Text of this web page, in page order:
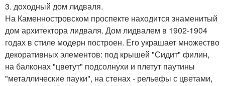
3. доходный дом лидваля.
На Каменностровском проспекте находится знаменитый
дом архитектора лидваля. Дом лидвалем в 1902-1904
годах в стиле модерн построен. Его украшает множество
декоративных элементов: под крышей "Сидит" филин,
на балконах "цветут" подсолнухи и плетут паутины
"металлические пауки", на стенах - рельефы с цветами,